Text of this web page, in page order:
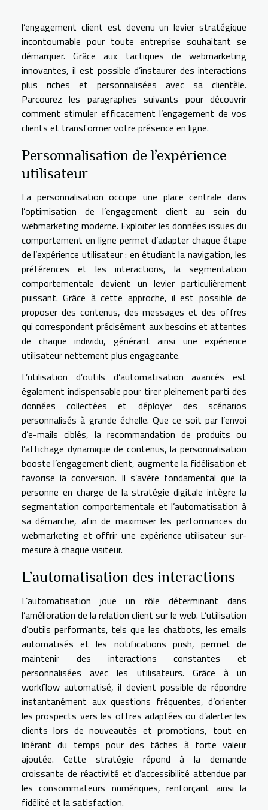
l’engagement client est devenu un levier stratégique
incontournable pour toute entreprise souhaitant se
démarquer. Grâce aux tactiques de webmarketing
innovantes, il est possible d’instaurer des interactions
plus riches et personnalisées avec sa clientèle.
Parcourez les paragraphes suivants pour découvrir
comment stimuler efficacement l’engagement de vos
clients et transformer votre présence en ligne.
Personnalisation de l’expérience
utilisateur
La personnalisation occupe une place centrale dans
l’optimisation de l’engagement client au sein du
webmarketing moderne. Exploiter les données issues du
comportement en ligne permet d’adapter chaque étape
de l’expérience utilisateur : en étudiant la navigation, les
préférences et les interactions, la segmentation
comportementale devient un levier particulièrement
puissant. Grâce à cette approche, il est possible de
proposer des contenus, des messages et des offres
qui correspondent précisément aux besoins et attentes
de chaque individu, générant ainsi une expérience
utilisateur nettement plus engageante.
L’utilisation d’outils d’automatisation avancés est
également indispensable pour tirer pleinement parti des
données collectées et déployer des scénarios
personnalisés à grande échelle. Que ce soit par l’envoi
d’e-mails ciblés, la recommandation de produits ou
l’affichage dynamique de contenus, la personnalisation
booste l’engagement client, augmente la fidélisation et
favorise la conversion. Il s’avère fondamental que la
personne en charge de la stratégie digitale intègre la
segmentation comportementale et l’automatisation à
sa démarche, afin de maximiser les performances du
webmarketing et offrir une expérience utilisateur sur-
mesure à chaque visiteur.
L’automatisation des interactions
L’automatisation joue un rôle déterminant dans
l’amélioration de la relation client sur le web. L’utilisation
d’outils performants, tels que les chatbots, les emails
automatisés et les notifications push, permet de
maintenir des interactions constantes et
personnalisées avec les utilisateurs. Grâce à un
workflow automatisé, il devient possible de répondre
instantanément aux questions fréquentes, d’orienter
les prospects vers les offres adaptées ou d’alerter les
clients lors de nouveautés et promotions, tout en
libérant du temps pour des tâches à forte valeur
ajoutée. Cette stratégie répond à la demande
croissante de réactivité et d’accessibilité attendue par
les consommateurs numériques, renforçant ainsi la
fidélité et la satisfaction.